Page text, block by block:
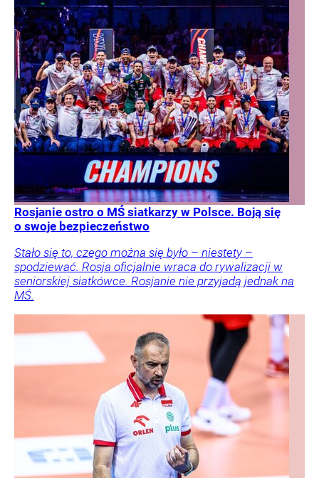
Rosjanie ostro o MŚ siatkarzy w Polsce. Boją się
o swoje bezpieczeństwo
Stało się to, czego można się było – niestety –
spodziewać. Rosja oficjalnie wraca do rywalizacji w
seniorskiej siatkówce. Rosjanie nie przyjadą jednak na
MŚ.